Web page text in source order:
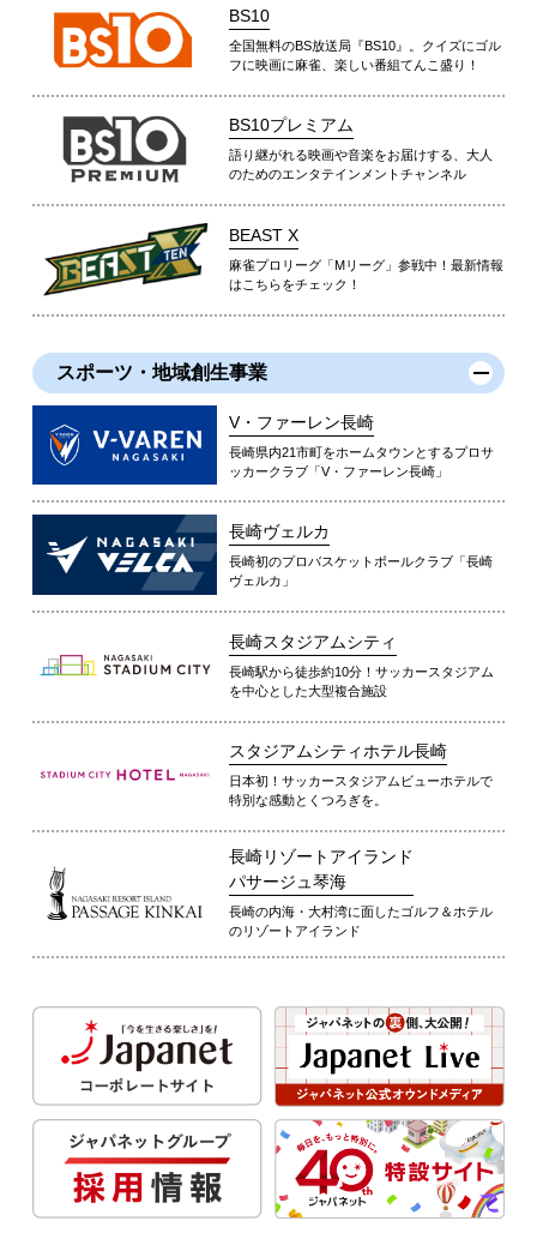
BS10
全国無料のBS放送局『BS10』。クイズにゴル
フに映画に麻雀、楽しい番組てんこ盛り！
BS10プレミアム
語り継がれる映画や音楽をお届けする、大人
のためのエンタテインメントチャンネル
BEAST X
麻雀プロリーグ「Mリーグ」参戦中！最新情報
はこちらをチェック！
スポーツ・地域創生事業
V・ファーレン長崎
長崎県内21市町をホームタウンとするプロサ
ッカークラブ「V・ファーレン長崎」
長崎ヴェルカ
長崎初のプロバスケットボールクラブ「長崎
ヴェルカ」
長崎スタジアムシティ
長崎駅から徒歩約10分！サッカースタジアム
を中心とした大型複合施設
スタジアムシティホテル長崎
日本初！サッカースタジアムビューホテルで
特別な感動とくつろぎを。
長崎リゾートアイランド
パサージュ琴海
長崎の内海・大村湾に面したゴルフ＆ホテル
のリゾートアイランド